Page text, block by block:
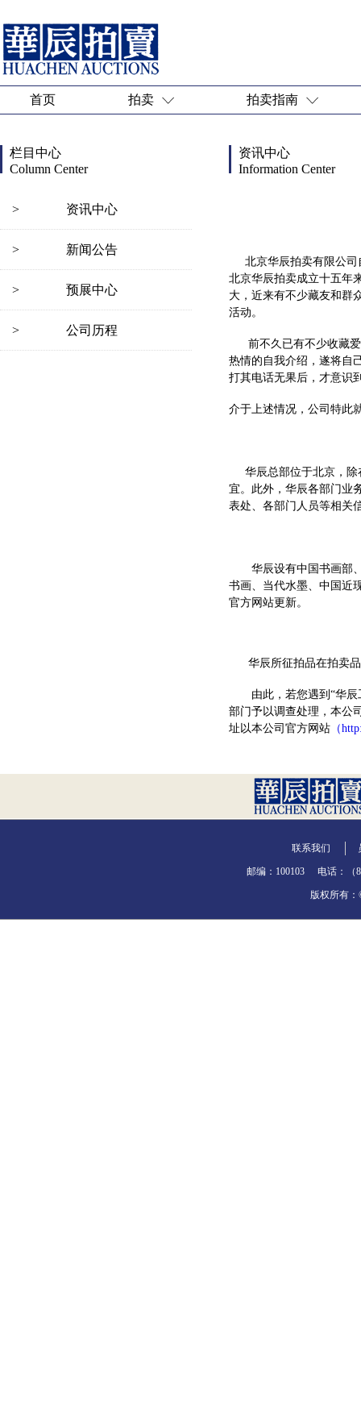
首页 拍卖 拍卖指南
栏目中心
Column Center
> 资讯中心
> 新闻公告
> 预展中心
> 公司历程
资讯中心
Information Center
北京华辰拍卖有限公司
北京华辰拍卖成立十五年
大，近来有不少藏友和群
活动。
前不久已有不少收藏爱
热情的自我介绍，遂将自
打其电话无果后，才意识
介于上述情况，公司特此
华辰总部位于北京，除
宜。此外，华辰各部门业
表处、各部门人员等相关
华辰设有中国书画部、
书画、当代水墨、中国近
官方网站更新。
华辰所征拍品在拍卖品
由此，若您遇到“华辰
部门予以调查处理，本公
址以本公司官方网站 （
联系我们
邮编：100103 电话：（
版权所有